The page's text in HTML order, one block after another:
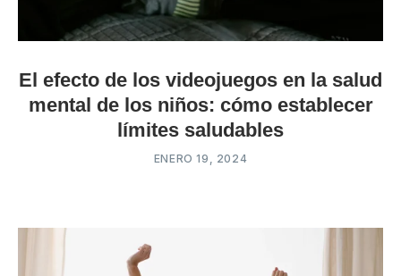
El efecto de los videojuegos en la salud
mental de los niños: cómo establecer
límites saludables
ENERO 19, 2024